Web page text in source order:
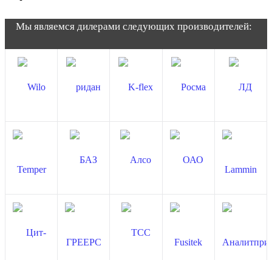
Мы являемся дилерами следующих производителей: